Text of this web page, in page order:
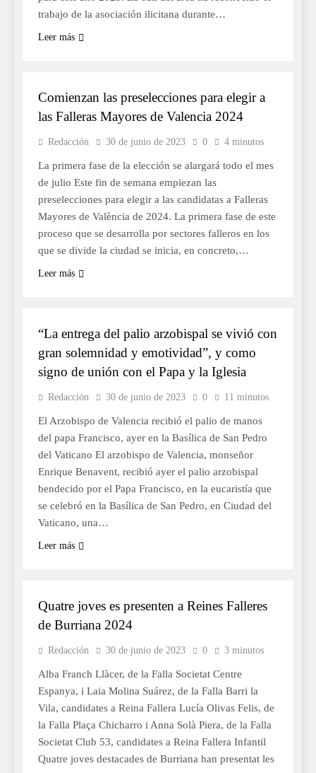
trabajo de la asociación ilicitana durante…
Leer más
Comienzan las preselecciones para elegir a
las Falleras Mayores de Valencia 2024
Redacción 30 de junio de 2023 0 4 minutos
La primera fase de la elección se alargará todo el mes
de julio Este fin de semana empiezan las
preselecciones para elegir a las candidatas a Falleras
Mayores de València de 2024. La primera fase de este
proceso que se desarrolla por sectores falleros en los
que se divide la ciudad se inicia, en concreto,…
Leer más
“La entrega del palio arzobispal se vivió con
gran solemnidad y emotividad”, y como
signo de unión con el Papa y la Iglesia
Redacción 30 de junio de 2023 0 11 minutos
El Arzobispo de Valencia recibió el palio de manos
del papa Francisco, ayer en la Basílica de San Pedro
del Vaticano El arzobispo de Valencia, monseñor
Enrique Benavent, recibió ayer el palio arzobispal
bendecido por el Papa Francisco, en la eucaristía que
se celebró en la Basílica de San Pedro, en Ciudad del
Vaticano, una…
Leer más
Quatre joves es presenten a Reines Falleres
de Burriana 2024
Redacción 30 de junio de 2023 0 3 minutos
Alba Franch Llàcer, de la Falla Societat Centre
Espanya, i Laia Molina Suárez, de la Falla Barri la
Vila, candidates a Reina Fallera Lucía Olivas Felis, de
la Falla Plaça Chicharro i Anna Solà Piera, de la Falla
Societat Club 53, candidates a Reina Fallera Infantil
Quatre joves destacades de Burriana han presentat les